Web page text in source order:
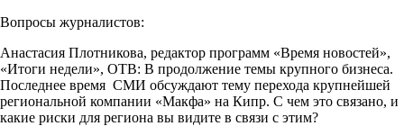
Вопросы журналистов:
Анастасия Плотникова, редактор программ «Время новостей»,
«Итоги недели», ОТВ: В продолжение темы крупного бизнеса.
Последнее время СМИ обсуждают тему перехода крупнейшей
региональной компании «Макфа» на Кипр. С чем это связано, и
какие риски для региона вы видите в связи с этим?